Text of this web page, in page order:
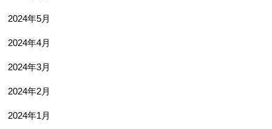
2024年5月
2024年4月
2024年3月
2024年2月
2024年1月